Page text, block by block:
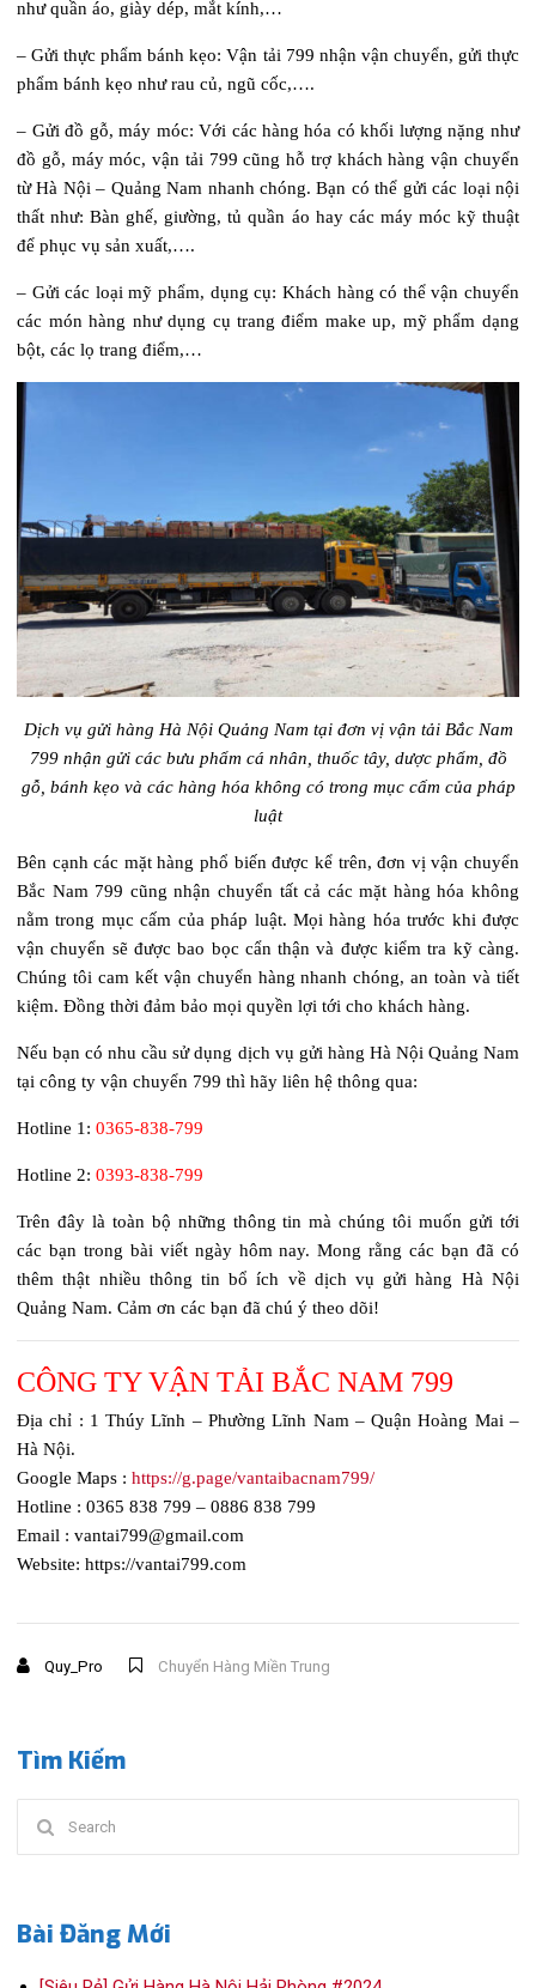
như quần áo, giày dép, mắt kính,…
– Gửi thực phẩm bánh kẹo: Vận tải 799 nhận vận chuyển, gửi thực
phẩm bánh kẹo như rau củ, ngũ cốc,….
– Gửi đồ gỗ, máy móc: Với các hàng hóa có khối lượng nặng như
đồ gỗ, máy móc, vận tải 799 cũng hỗ trợ khách hàng vận chuyển
từ Hà Nội – Quảng Nam nhanh chóng. Bạn có thể gửi các loại nội
thất như: Bàn ghế, giường, tủ quần áo hay các máy móc kỹ thuật
để phục vụ sản xuất,….
– Gửi các loại mỹ phẩm, dụng cụ: Khách hàng có thể vận chuyển
các món hàng như dụng cụ trang điểm make up, mỹ phẩm dạng
bột, các lọ trang điểm,…
Dịch vụ gửi hàng Hà Nội Quảng Nam tại đơn vị vận tải Bắc Nam
799 nhận gửi các bưu phẩm cá nhân, thuốc tây, dược phẩm, đồ
gỗ, bánh kẹo và các hàng hóa không có trong mục cấm của pháp
luật
Bên cạnh các mặt hàng phổ biến được kể trên, đơn vị vận chuyển
Bắc Nam 799 cũng nhận chuyển tất cả các mặt hàng hóa không
nằm trong mục cấm của pháp luật. Mọi hàng hóa trước khi được
vận chuyển sẽ được bao bọc cẩn thận và được kiểm tra kỹ càng.
Chúng tôi cam kết vận chuyển hàng nhanh chóng, an toàn và tiết
kiệm. Đồng thời đảm bảo mọi quyền lợi tới cho khách hàng.
Nếu bạn có nhu cầu sử dụng dịch vụ gửi hàng Hà Nội Quảng Nam
tại công ty vận chuyển 799 thì hãy liên hệ thông qua:
Hotline 1:0365-838-799
Hotline 2:0393-838-799
Trên đây là toàn bộ những thông tin mà chúng tôi muốn gửi tới
các bạn trong bài viết ngày hôm nay. Mong rằng các bạn đã có
thêm thật nhiều thông tin bổ ích về dịch vụ gửi hàng Hà Nội
Quảng Nam. Cảm ơn các bạn đã chú ý theo dõi!
CÔNG TY VẬN TẢI BẮC NAM 799
Địa chỉ : 1 Thúy Lĩnh – Phường Lĩnh Nam – Quận Hoàng Mai –
Hà Nội.
Google Maps :https://g.page/vantaibacnam799/
Hotline : 0365 838 799 – 0886 838 799
Email : vantai799@gmail.com
Website: https://vantai799.com
Quy_Pro Chuyển Hàng Miền Trung
Tìm Kiếm
Bài Đăng Mới